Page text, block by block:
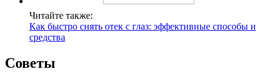
Читайте также:
Как быстро снять отек с глаз: эффективные способы и
средства
Советы